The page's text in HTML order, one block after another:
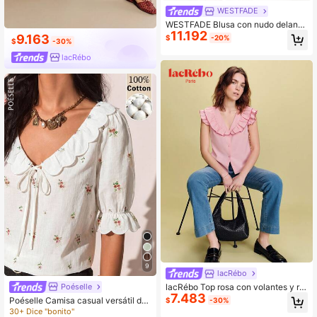
$9.163 -30%
lacRébo
9
Poéselle
Poéselle Camisa casual versátil de
uso diario para mujer con estampad
30+ Dice "bonito"
WESTFADE
WESTFADE Blusa con nudo delante
ro, bordado floral y mangas abullon
adas, estilo campestre para mujer, v
$11.192 -20%
lacRébo
lacRébo Top rosa con volantes y rib
ete fucsia, estilo elegante de prima
vera y verano con estilo francés y p
$7.483 -30%